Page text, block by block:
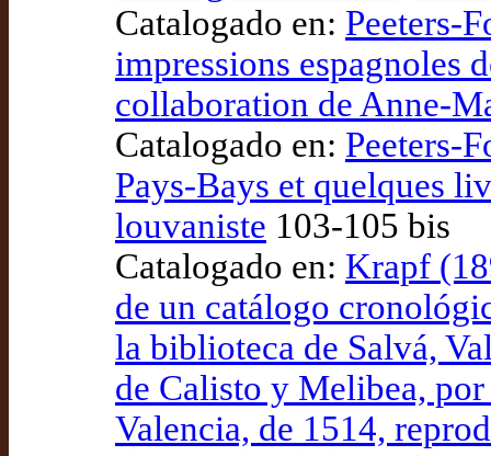
Catalogado en: Peeters-
impressions espagnoles
collaboration de Anne-
Catalogado en: Peeters-
Pays-Bays et quelques
louvaniste 103-105 bis
Catalogado en: Krapf
de un catálogo
la biblioteca de Salvá,
de Calisto y Melibea,
Valencia, de 1514,